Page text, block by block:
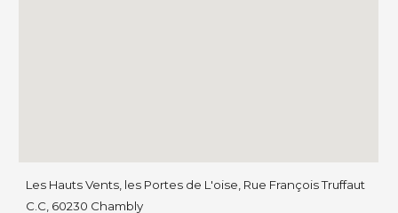
Les Hauts Vents, les Portes de L'oise, Rue François Truffaut
C.C, 60230 Chambly